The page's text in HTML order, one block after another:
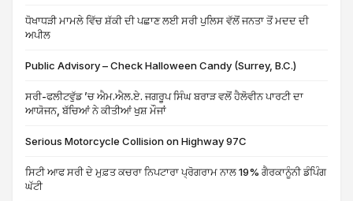
ਧੋਖਾਧੜੀ ਮਾਮਲੇ ਵਿੱਚ ਸ਼ੱਕੀ ਦੀ ਪਛਾਣ ਲਈ ਸਰੀ ਪੁਲਿਸ ਵੱਲੋਂ ਜਨਤਾ ਤੋਂ ਮਦਦ ਦੀ
ਅਪੀਲ
Public Advisory – Check Halloween Candy (Surrey, B.C.)
ਸਰੀ-ਫਲੀਟਵੁੱਡ ’ਚ ਐਮ.ਐਲ.ਏ. ਜਗਰੂਪ ਸਿੰਘ ਬਰਾੜ ਵਲੋਂ ਹੈਲੋਵੀਨ ਪਾਰਟੀ ਦਾ
ਆਯੋਜਨ, ਬੱਚਿਆਂ ਨੇ ਕੀਤੀਆਂ ਖੁਸ਼ ਮੌਜਾਂ
Serious Motorcycle Collision on Highway 97C
ਸਿਟੀ ਆਫ ਸਰੀ ਦੇ ਮੁਫ਼ਤ ਕਚਰਾ ਨਿਪਟਾਰਾ ਪ੍ਰੋਗਰਾਮ ਨਾਲ 19% ਗੈਰਕਾਨੂੰਨੀ ਡੰਪਿੰਗ
ਘੱਟੀ